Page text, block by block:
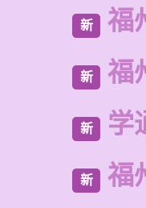
新 福
新 福
新 学
新 福